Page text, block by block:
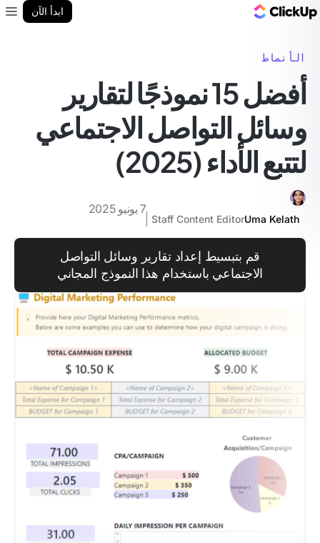
ابدأ الآن
الأنماط
أفضل 15 نموذجًا لتقارير
وسائل التواصل الاجتماعي
لتتبع الأداء (2025)
Uma Kelath
Staff Content Editor
7 يونيو 2025
قم بتبسيط إعداد تقارير وسائل التواصل
الاجتماعي باستخدام هذا النموذج المجاني